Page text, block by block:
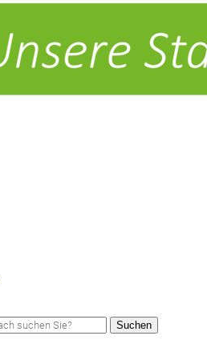
Suchen